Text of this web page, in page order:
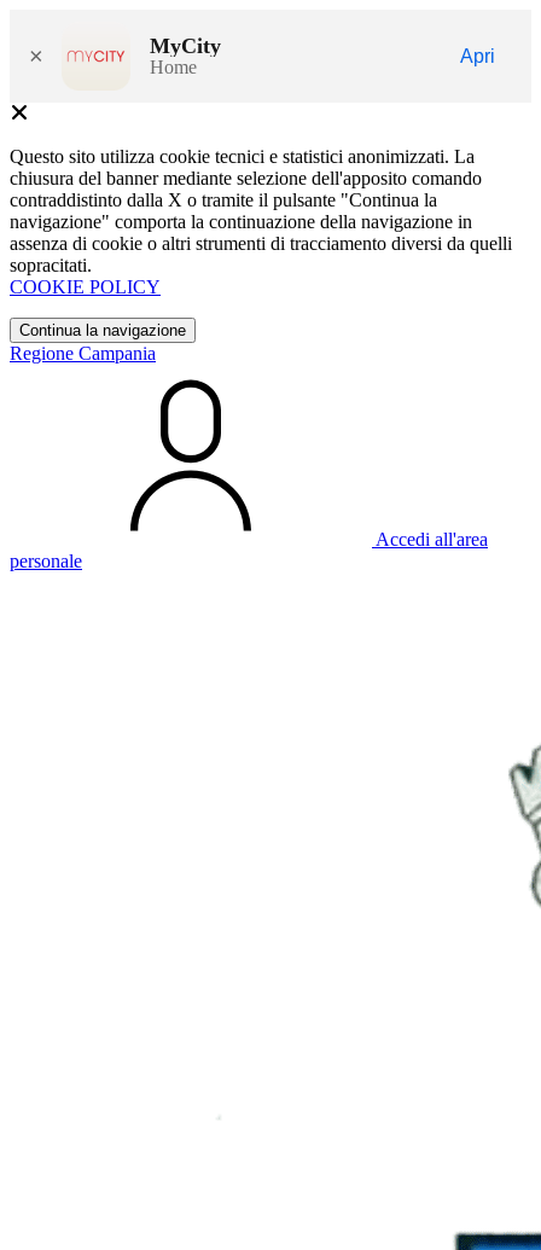
× MyCity
Home
Apri
Questo sito utilizza cookie tecnici e statistici anonimizzati. La
chiusura del banner mediante selezione dell'apposito comando
contraddistinto dalla X o tramite il pulsante "Continua la
navigazione" comporta la continuazione della navigazione in
assenza di cookie o altri strumenti di tracciamento diversi da quelli
sopracitati.
COOKIE POLICY
Continua la navigazione
Regione Campania
Accedi all'area
personale